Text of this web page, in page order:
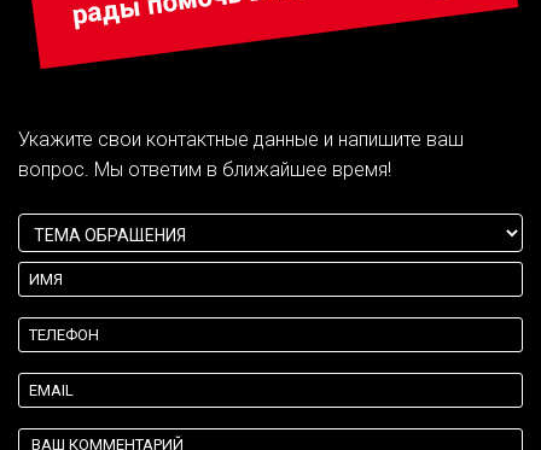
Укажите свои контактные данные и напишите ваш
вопрос. Мы ответим в ближайшее время!